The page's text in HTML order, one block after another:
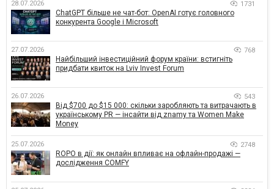
28.07.2026 1731
ChatGPT більше не чат-бот: OpenAI готує головного
конкурента Google і Microsoft
27.07.2026 768
Найбільший інвестиційний форум країни: встигніть
придбати квиток на Lviv Invest Forum
26.07.2026 543
Від $700 до $15 000: скільки заробляють та витрачають в
українському PR — інсайти від znamy та Women Make
Money
25.07.2026 2748
ROPO в дії: як онлайн впливає на офлайн-продажі —
дослідження COMFY